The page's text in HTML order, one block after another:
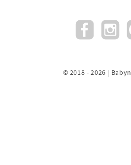
© 2018 - 2026 |